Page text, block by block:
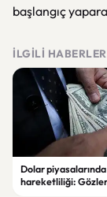
başlangıç
İLGILI HABERLER
Dolar
hareketliliği: